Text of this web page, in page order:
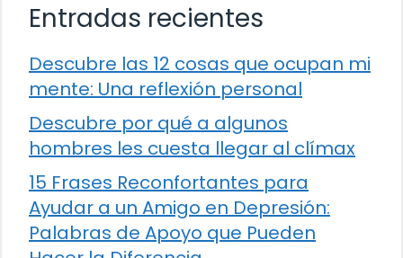
Entradas recientes
Descubre las 12 cosas que ocupan mi
mente: Una reflexión personal
Descubre por qué a algunos
hombres les cuesta llegar al clímax
15 Frases Reconfortantes para
Ayudar a un Amigo en Depresión:
Palabras de Apoyo que Pueden